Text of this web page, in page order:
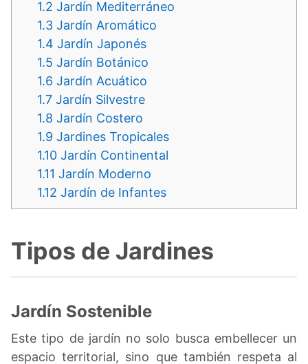
1.2 Jardín Mediterráneo
1.3 Jardín Aromático
1.4 Jardín Japonés
1.5 Jardín Botánico
1.6 Jardín Acuático
1.7 Jardín Silvestre
1.8 Jardín Costero
1.9 Jardines Tropicales
1.10 Jardín Continental
1.11 Jardín Moderno
1.12 Jardín de Infantes
Tipos de Jardines
Jardín Sostenible
Este tipo de jardín no solo busca embellecer un
espacio territorial, sino que también respeta al